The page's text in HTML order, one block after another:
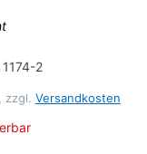
2
zzgl. Versandkosten